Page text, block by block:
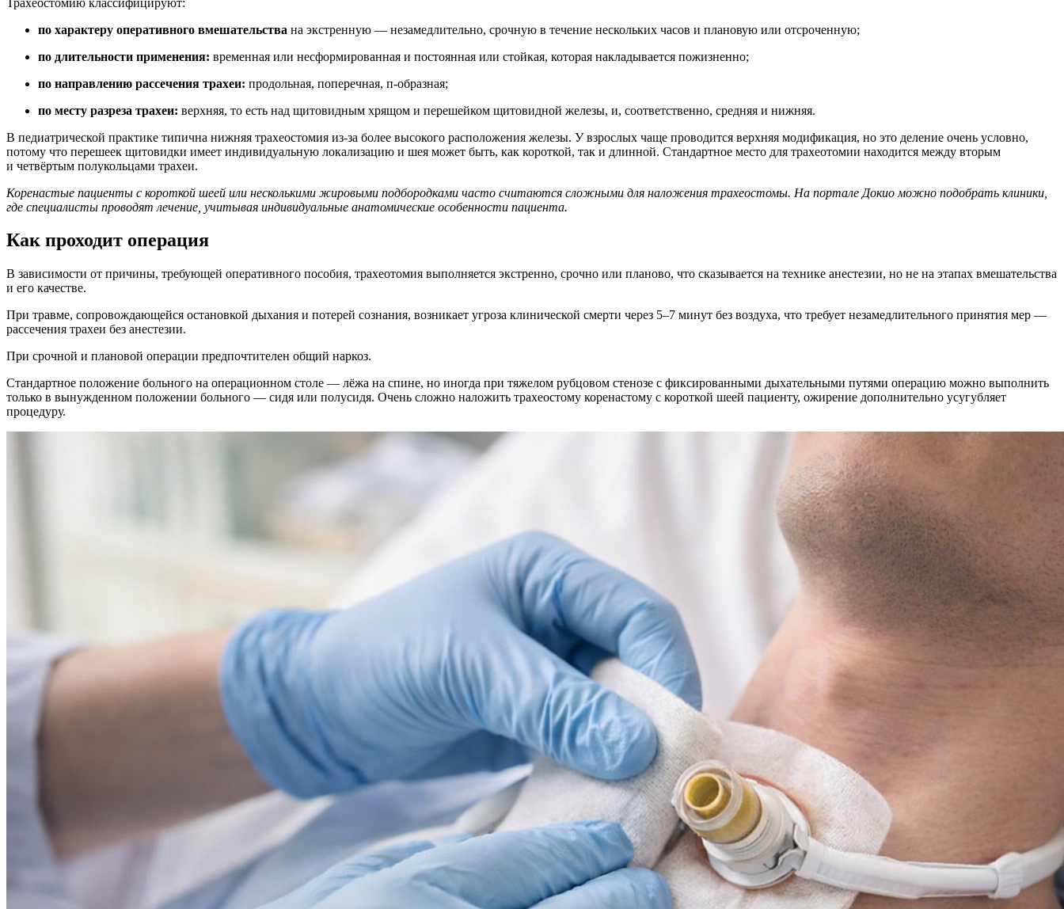
по характеру оперативного вмешательства на экстренную — незамедлительно, срочную в течение нескольких часов и плановую или отсроченную;
по длительности применения: временная или несформированная и постоянная или стойкая, которая накладывается пожизненно;
по направлению рассечения трахеи: продольная, поперечная, п-образная;
по месту разреза трахеи: верхняя, то есть над щитовидным хрящом и перешейком щитовидной железы, и, соответственно, средняя и нижняя.
В педиатрической практике типична нижняя трахеостомия из-за более высокого расположения железы. У взрослых чаще проводится верхняя модификация, но это деление очень условно,
потому что перешеек щитовидки имеет индивидуальную локализацию и шея может быть, как короткой, так и длинной. Стандартное место для трахеотомии находится между вторым
и четвёртым полукольцами трахеи.
Коренастые пациенты с короткой шеей или несколькими жировыми подбородками часто считаются сложными для наложения трахеостомы. На портале Докио можно подобрать клиники,
где специалисты проводят лечение, учитывая индивидуальные анатомические особенности пациента.
Как проходит операция
В зависимости от причины, требующей оперативного пособия, трахеотомия выполняется экстренно, срочно или планово, что сказывается на технике анестезии, но не на этапах вмешательства
и его качестве.
При травме, сопровождающейся остановкой дыхания и потерей сознания, возникает угроза клинической смерти через 5–7 минут без воздуха, что требует незамедлительного принятия мер —
рассечения трахеи без анестезии.
При срочной и плановой операции предпочтителен общий наркоз.
Стандартное положение больного на операционном столе — лёжа на спине, но иногда при тяжелом рубцовом стенозе с фиксированными дыхательными путями операцию можно выполнить
только в вынужденном положении больного — сидя или полусидя. Очень сложно наложить трахеостому коренастому с короткой шеей пациенту, ожирение дополнительно усугубляет
процедуру.